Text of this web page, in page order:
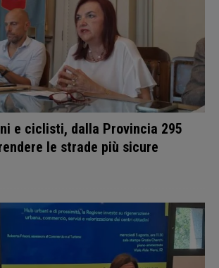
e ciclisti, dalla Provincia 295
le strade più sicure